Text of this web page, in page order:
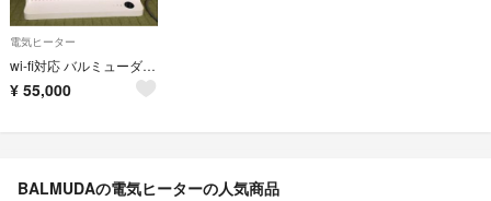
電気ヒーター
wi-fi対応 バルミューダ スマートヒーター2
¥ 55,000
BALMUDAの電気ヒーターの人気商品